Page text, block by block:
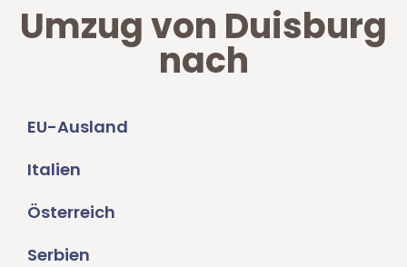
Umzug von Duisburg
nach
EU-Ausland
Italien
Österreich
Serbien